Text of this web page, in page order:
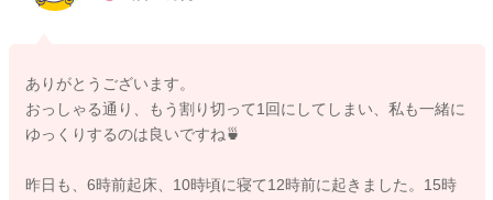
2025/9/27 22:49
ありがとうございます。
おっしゃる通り、もう割り切って1回にしてしまい、私も一緒に
ゆっくりするのは良いですね🍵
昨日も、6時前起床、10時頃に寝て12時前に起きました。15時